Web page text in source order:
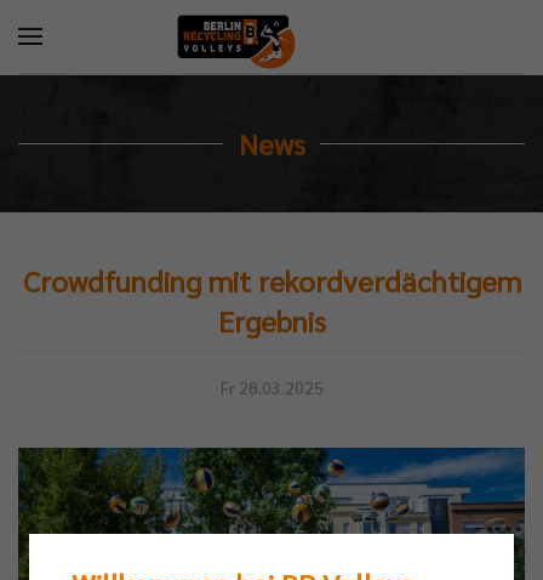
News
Crowdfunding mit rekordverdächtigem
Ergebnis
Fr 28.03.2025